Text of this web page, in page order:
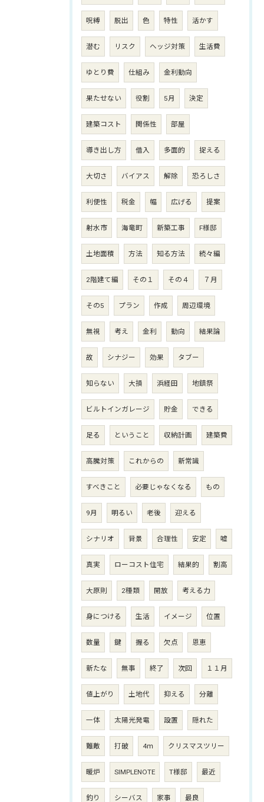
呪縛 脱出 色 特性 活かす
潜む リスク ヘッジ対策 生活費
ゆとり費 仕組み 金利動向
果たせない 役割 5月 決定
建築コスト 関係性 部屋
導き出し方 借入 多面的 捉える
大切さ バイアス 解除 恐ろしさ
利便性 税金 幅 広げる 提案
射水市 海竜町 新築工事 F様邸
土地面積 方法 知る方法 続々編
2階建て編 その１ その４ ７月
その5 プラン 作成 周辺環境
無視 考え 金利 動向 結果論
故 シナジー 効果 タブー
知らない 大損 浜経田 地鎮祭
ビルトインガレージ 貯金 できる
足る ということ 収納計画 建築費
高騰対策 これからの 新常識
すべきこと 必要じゃなくなる もの
9月 明るい 老後 迎える
シナリオ 背景 合理性 安定 嘘
真実 ローコスト住宅 結果的 割高
大原則 2種類 開放 考える力
身につける 生活 イメージ 位置
数量 鍵 握る 欠点 恩恵
新たな 無事 終了 次回 １１月
値上がり 土地代 抑える 分離
一体 太陽光発電 設置 隠れた
難敵 打破 4ｍ クリスマスツリー
暖炉 SIMPLENOTE T様邸 最近
釣り シーバス 家事 最良